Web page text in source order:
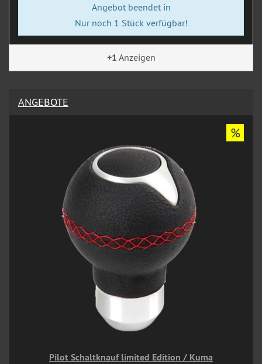
Angebot beendet in
Nur noch 1 Stück verfügbar!
+1 Anzeigen
ANGEBOTE
Pilot Schaltknauf limited Edition / Kuma
%